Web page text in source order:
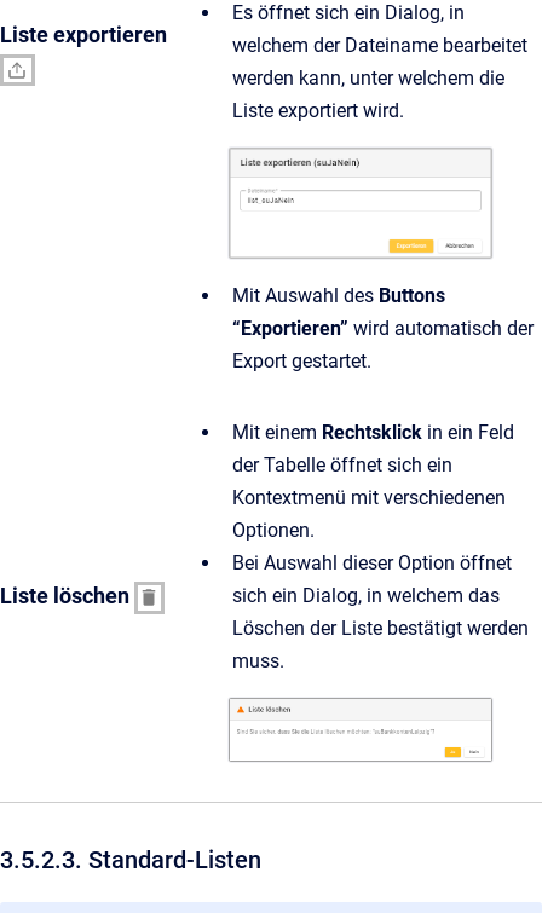
Liste exportieren
Es öffnet sich ein Dialog, in
welchem der Dateiname bearbeitet
werden kann, unter welchem die
Liste exportiert wird.
Mit Auswahl des Buttons
“Exportieren” wird automatisch der
Export gestartet.
Liste löschen
Mit einem Rechtsklick in ein Feld
der Tabelle öffnet sich ein
Kontextmenü mit verschiedenen
Optionen.
Bei Auswahl dieser Option öffnet
sich ein Dialog, in welchem das
Löschen der Liste bestätigt werden
muss.
3.5.2.3. Standard-Listen